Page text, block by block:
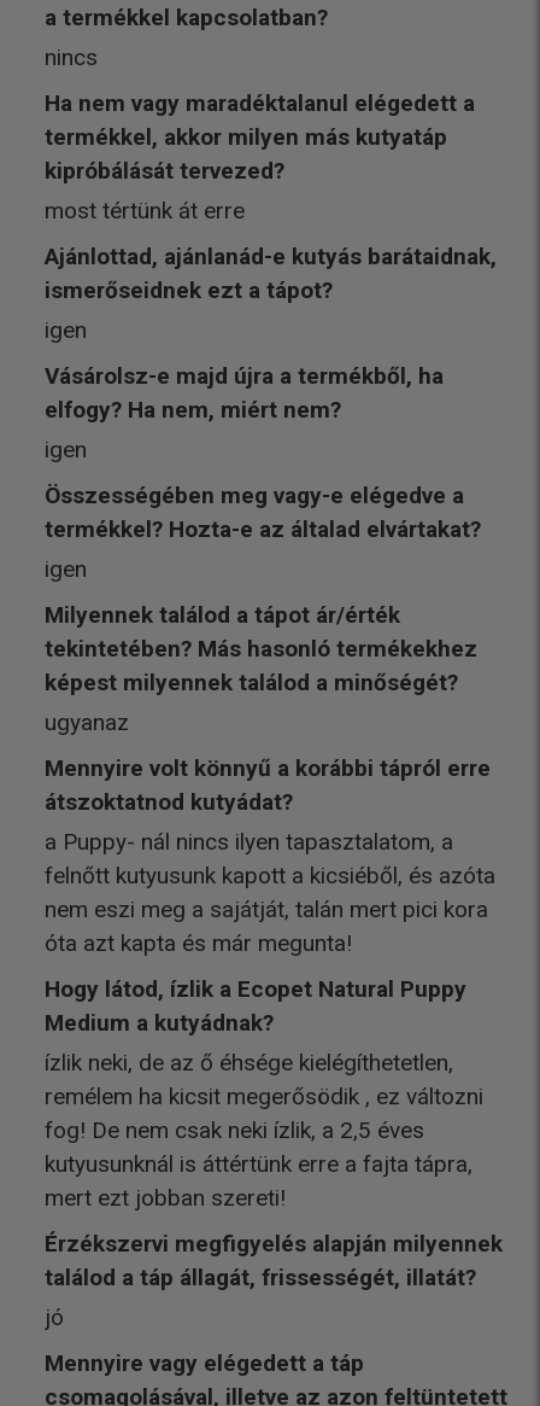
a termékkel kapcsolatban?
nincs
Ha nem vagy maradéktalanul elégedett a
termékkel, akkor milyen más kutyatáp
kipróbálását tervezed?
most tértünk át erre
Ajánlottad, ajánlanád-e kutyás barátaidnak,
ismerőseidnek ezt a tápot?
igen
Vásárolsz-e majd újra a termékből, ha
elfogy? Ha nem, miért nem?
igen
Összességében meg vagy-e elégedve a
termékkel? Hozta-e az általad elvártakat?
igen
Milyennek találod a tápot ár/érték
tekintetében? Más hasonló termékekhez
képest milyennek találod a minőségét?
ugyanaz
Mennyire volt könnyű a korábbi tápról erre
átszoktatnod kutyádat?
a Puppy- nál nincs ilyen tapasztalatom, a
felnőtt kutyusunk kapott a kicsiéből, és azóta
nem eszi meg a sajátját, talán mert pici kora
óta azt kapta és már megunta!
Hogy látod, ízlik a Ecopet Natural Puppy
Medium a kutyádnak?
ízlik neki, de az ő éhsége kielégíthetetlen,
remélem ha kicsit megerősödik , ez változni
fog! De nem csak neki ízlik, a 2,5 éves
kutyusunknál is áttértünk erre a fajta tápra,
mert ezt jobban szereti!
Érzékszervi megfigyelés alapján milyennek
találod a táp állagát, frissességét, illatát?
jó
Mennyire vagy elégedett a táp
csomagolásával, illetve az azon feltüntetett